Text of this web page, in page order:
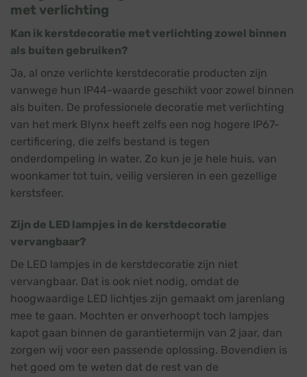
met verlichting
Kan ik kerstdecoratie met verlichting zowel binnen
als buiten gebruiken?
Ja, al onze verlichte kerstdecoratie producten zijn
vanwege hun IP44-waarde geschikt voor zowel binnen
als buiten. De professionele decoratie met verlichting
van het merk Blynx heeft zelfs een nog hogere IP67-
certificering, die zelfs bestand is tegen
onderdompeling in water. Zo kun je je hele huis, van
woonkamer tot tuin, veilig versieren in een gezellige
kerstsfeer.
Zijn de LED lampjes in de kerstdecoratie
vervangbaar?
De LED lampjes in de kerstdecoratie zijn niet
vervangbaar. Dat is ook niet nodig, omdat de
hoogwaardige LED lichtjes zijn gemaakt om jarenlang
mee te gaan. Mochten er onverhoopt toch lampjes
kapot gaan binnen de garantietermijn van 2 jaar, dan
zorgen wij voor een passende oplossing. Bovendien is
het goed om te weten dat de rest van de